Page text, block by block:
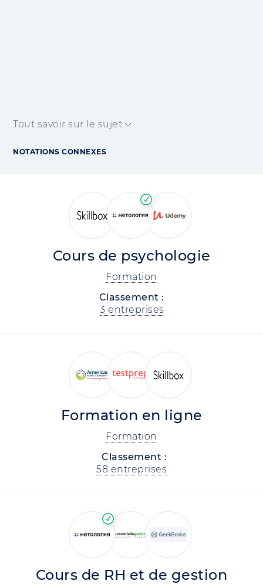
Tout savoir sur le sujet
NOTATIONS CONNEXES
Cours de psychologie
Formation
Classement :
3 entreprises
Formation en ligne
Formation
Classement :
58 entreprises
Cours de RH et de gestion